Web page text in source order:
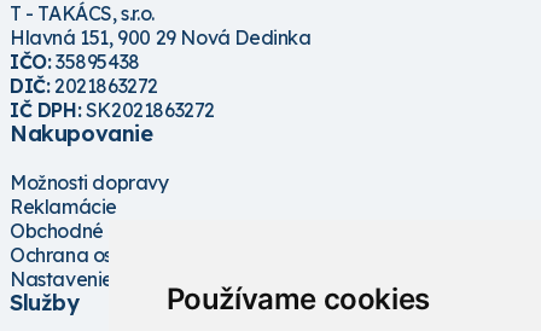
Používame cookies
T - TAKÁCS, s.r.o.
Hlavná 151, 900 29 Nová Dedinka
IČO:35895438
DIČ:2021863272
IČ DPH:SK2021863272
Nakupovanie
Možnosti dopravy
Reklamácie
Obchodné podmienky
Ochrana osobných údajov
Nastavenie cookies
Služby